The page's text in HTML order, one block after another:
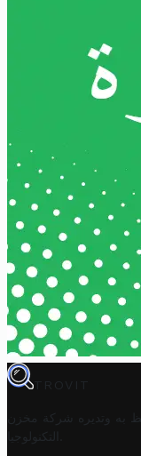
TROVIT
به وتديره
شركة مخزن
التكنولوجيا